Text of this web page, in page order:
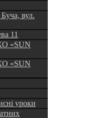
вул.
11
«SUN
«SUN
уроки